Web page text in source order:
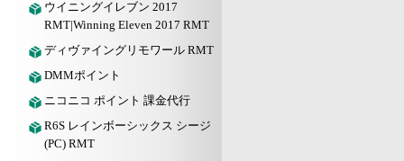
ウイニングイレブン 2017
RMT|Winning Eleven 2017 RMT
ディヴァイングリモワール RMT
DMMポイント
ニコニコ ポイント 課金代行
R6S レインボーシックス シージ
(PC) RMT